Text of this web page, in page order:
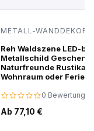
METALL-
Reh Waldszene LED-
Metallschild Geschenk
Naturfreunde
Wohnraum oder
0 Bewertungen
Ab 77,10 €